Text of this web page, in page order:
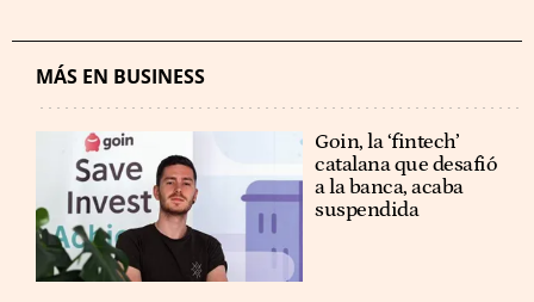
MÁS EN BUSINESS
Goin, la ‘fintech’
catalana que desafió
a la banca, acaba
suspendida